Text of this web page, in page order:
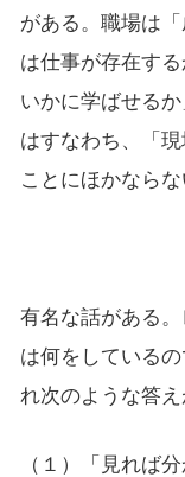
がある。職場は
は仕事が存在す
いかに学ばせる
はすなわち、「
ことにほかならな
有名な話がある
は何をしている
れ次のような答え
（１）「見れば